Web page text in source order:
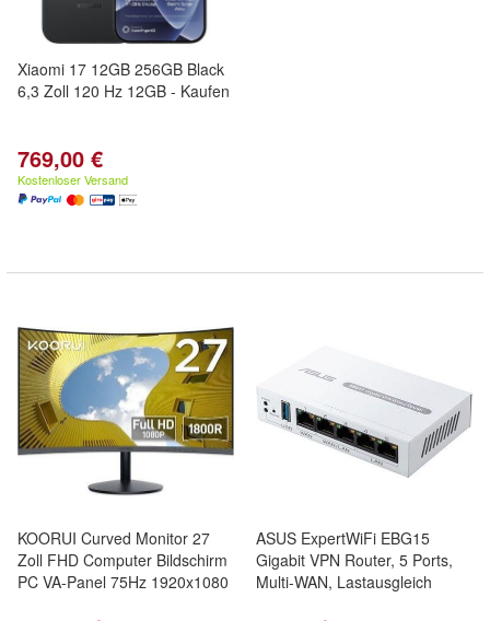
Xiaomi 17 12GB 256GB Black
6,3 Zoll 120 Hz 12GB - Kaufen
769,00 €
Kostenloser Versand
KOORUI Curved Monitor 27
Zoll FHD Computer Bildschirm
PC VA-Panel 75Hz 1920x1080
ASUS ExpertWiFi EBG15
Gigabit VPN Router, 5 Ports,
Multi-WAN, Lastausgleich